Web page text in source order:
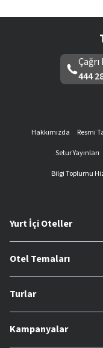
444
Hakkımızda Resmi
Setur Yayınları
Bilgi Toplumu
Yurt İçi Oteller
Otel Temaları
Turlar
Kampanyalar